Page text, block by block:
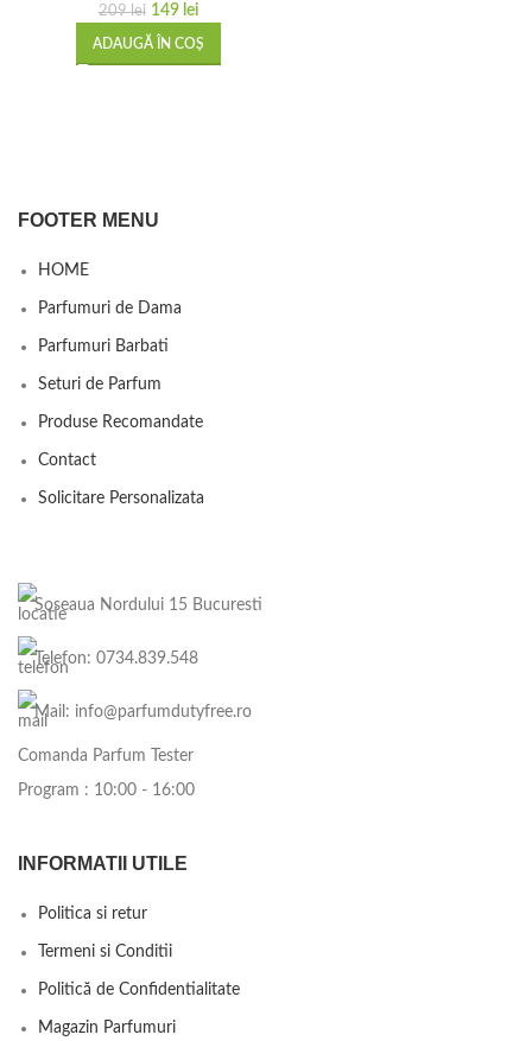
209lei 149 lei
ADAUGĂ ÎN COȘ
FOOTER MENU
HOME
Parfumuri de Dama
Parfumuri Barbati
Seturi de Parfum
Produse Recomandate
Contact
Solicitare Personalizata
Soseaua Nordului 15 Bucuresti
Telefon: 0734.839.548
Mail: info@parfumdutyfree.ro
Comanda Parfum Tester
Program : 10:00 - 16:00
INFORMATII UTILE
Politica si retur
Termeni si Conditii
Politică de Confidentialitate
Magazin Parfumuri